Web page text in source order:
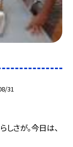
31
さが。今日は、